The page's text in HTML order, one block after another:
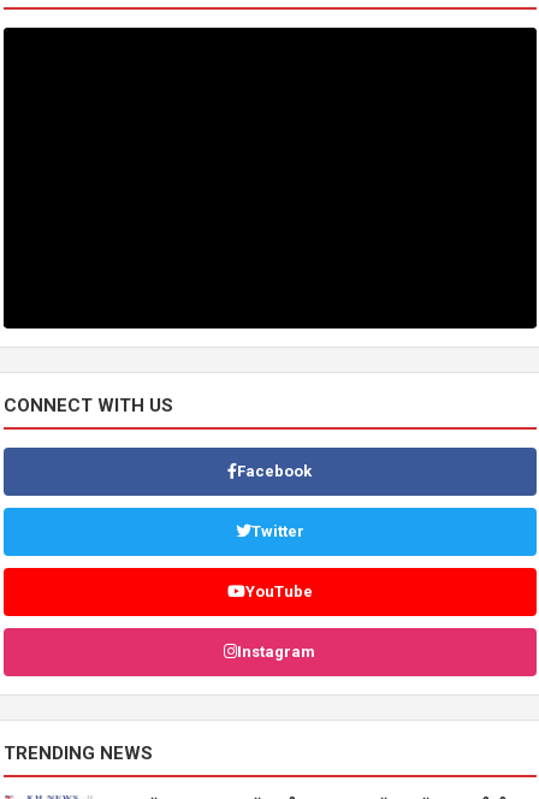
CONNECT WITH US
Facebook
Twitter
YouTube
Instagram
TRENDING NEWS